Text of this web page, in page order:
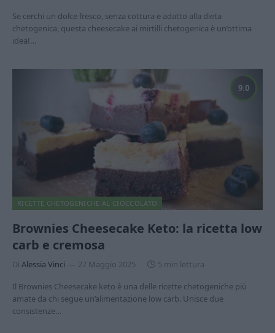
Se cerchi un dolce fresco, senza cottura e adatto alla dieta
chetogenica, questa cheesecake ai mirtilli chetogenica è un’ottima
idea!…
9.0
RICETTE CHETOGENICHE AL CIOCCOLATO
Brownies Cheesecake Keto: la ricetta low
carb e cremosa
Di Alessia Vinci 27 Maggio 2025
5 min lettura
Il Brownies Cheesecake keto è una delle ricette chetogeniche più
amate da chi segue un’alimentazione low carb. Unisce due
consistenze…